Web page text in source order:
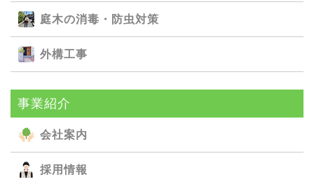
庭⽊の消毒・防⾍対策
外構⼯事
事業紹介
会社案内
採用情報